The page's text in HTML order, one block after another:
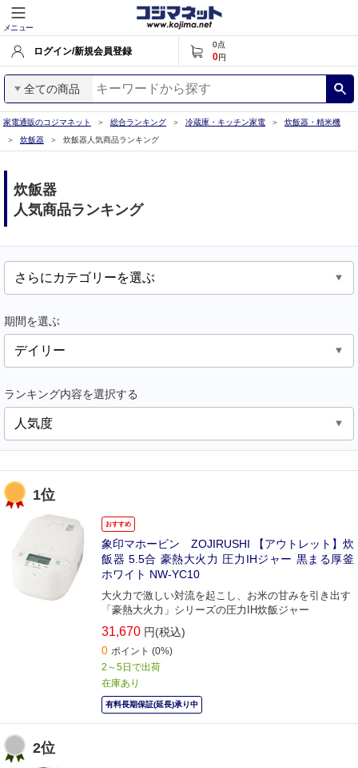
メニュー
ログイン/新規会員登録
0点
0円
全ての商品
家電通販のコジマネット 総合ランキング 冷蔵庫・キッチン家電
炊飯器・精米機
炊飯器
炊飯器人気商品ランキング
炊飯器
人気商品ランキング
期間を選ぶ
ランキング内容を選択する
1位
おすすめ
象印マホービン ZOJIRUSHI 【アウトレット】炊
飯器 5.5合 豪熱大火力 圧力IHジャー 黒まる厚釜
ホワイト NW-YC10
大火力で激しい対流を起こし、お米の甘みを引き出す
「豪熱大火力」シリーズの圧力IH炊飯ジャー
31,670 円(税込)
0 ポイント (0%)
2～5日で出荷
在庫あり
有料長期保証(延長)承り中
2位